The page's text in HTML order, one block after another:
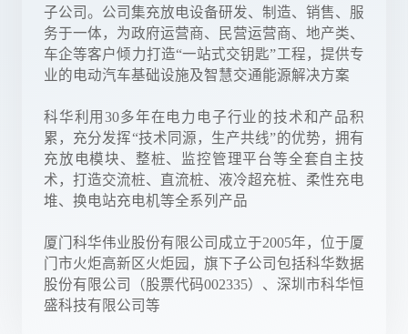
子公司。公司集充放电设备研发、制造、销售、服
务于一体，为政府运营商、民营运营商、地产类、
车企等客户倾力打造“一站式交钥匙”工程，提供专
业的电动汽车基础设施及智慧交通能源解决方案
科华利用30多年在电力电子行业的技术和产品积
累，充分发挥“技术同源，生产共线”的优势，拥有
充放电模块、整桩、监控管理平台等全套自主技
术，打造交流桩、直流桩、液冷超充桩、柔性充电
堆、换电站充电机等全系列产品
厦门科华伟业股份有限公司成立于2005年，位于厦
门市火炬高新区火炬园，旗下子公司包括科华数据
股份有限公司（股票代码002335）、深圳市科华恒
盛科技有限公司等